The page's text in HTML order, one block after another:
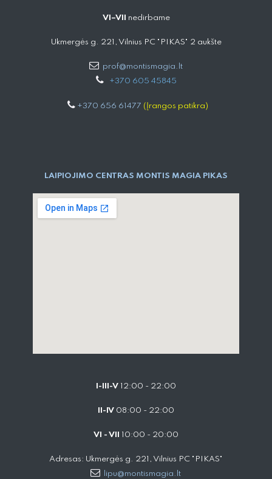
VI–VII nedirbame
Ukmergės g. 221, Vilnius PC "PIKAS" 2 aukšte
prof@montismagia.lt
+370 605 4584​5
+370 656 61477 (Įrangos patikra)
LAIPIOJIMO CENTRAS MONTIS MAGIA PIKAS
I-III-V 12:00 - 22:00
II-IV 08:00 - 22:00
VI - VII 10:00 - 20:00
Adresas: Ukmergės g. 221, Vilnius PC "PIKAS"
lipu@montismagia.lt